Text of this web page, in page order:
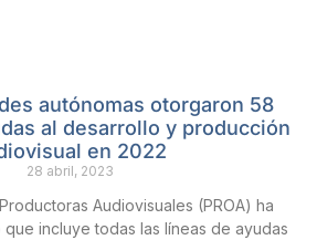
autónomas otorgaron 58
al desarrollo y producción
en 2022
28 abril, 2023
Audiovisuales (PROA) ha
incluye todas las líneas de ayudas